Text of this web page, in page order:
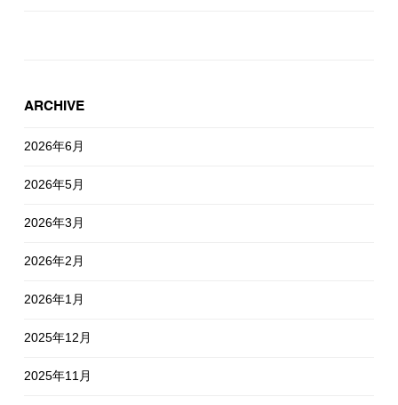
ARCHIVE
2026年6月
2026年5月
2026年3月
2026年2月
2026年1月
2025年12月
2025年11月